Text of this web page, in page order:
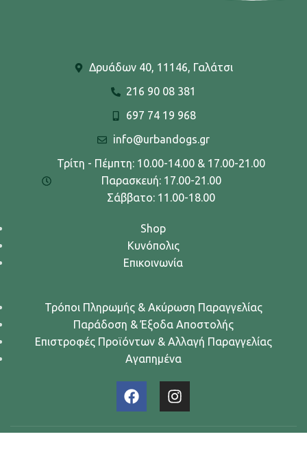
Δρυάδων 40, 11146, Γαλάτσι
216 90 08 381
697 74 19 968
info@urbandogs.gr
Τρίτη - Πέμπτη: 10.00-14.00 & 17.00-21.00
Παρασκευή: 17.00-21.00
Σάββατο: 11.00-18.00
Shop
Κυνόπολις
Επικοινωνία
Τρόποι Πληρωμής & Ακύρωση Παραγγελίας
Παράδοση & Έξοδα Αποστολής
Επιστροφές Προϊόντων & Αλλαγή Παραγγελίας
Αγαπημένα